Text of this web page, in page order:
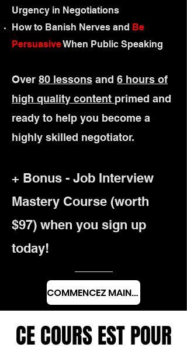
Urgency in Negotiations
How to Banish Nerves and Be
PersuasiveWhen Public Speaking
Over 80 lessons and 6 hours of
high quality content primed and
ready to help you become a
highly skilled negotiator.
+ Bonus - Job Interview
Mastery Course (worth
$97) when you sign up
today!
COMMENCEZ MAINTENANT
CE COURS EST POUR